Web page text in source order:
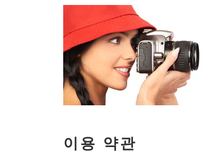
이용 약관